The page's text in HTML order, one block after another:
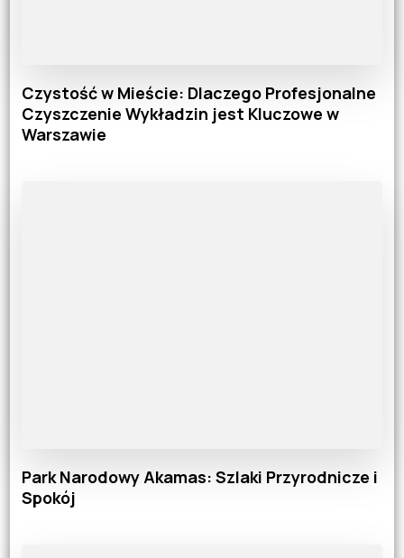
Czystość w Mieście: Dlaczego Profesjonalne
Czyszczenie Wykładzin jest Kluczowe w
Warszawie
Park Narodowy Akamas: Szlaki Przyrodnicze i
Spokój